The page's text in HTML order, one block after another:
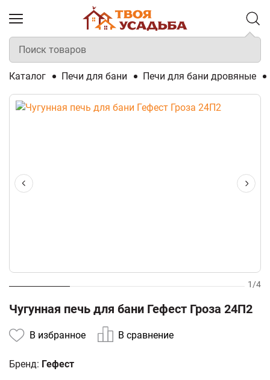
Каталог Печи для бани Печи для бани дровяные
1/4
Чугунная печь для бани Гефест Гроза 24П2
В избранное В сравнение
Бренд: Гефест